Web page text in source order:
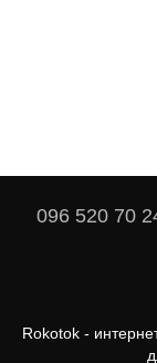
096 520 70
Rokotok -